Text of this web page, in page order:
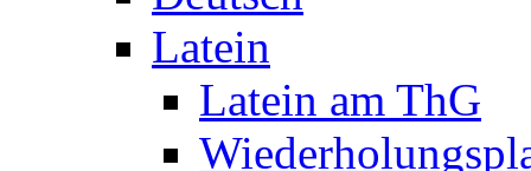
Latein
Latein am ThG